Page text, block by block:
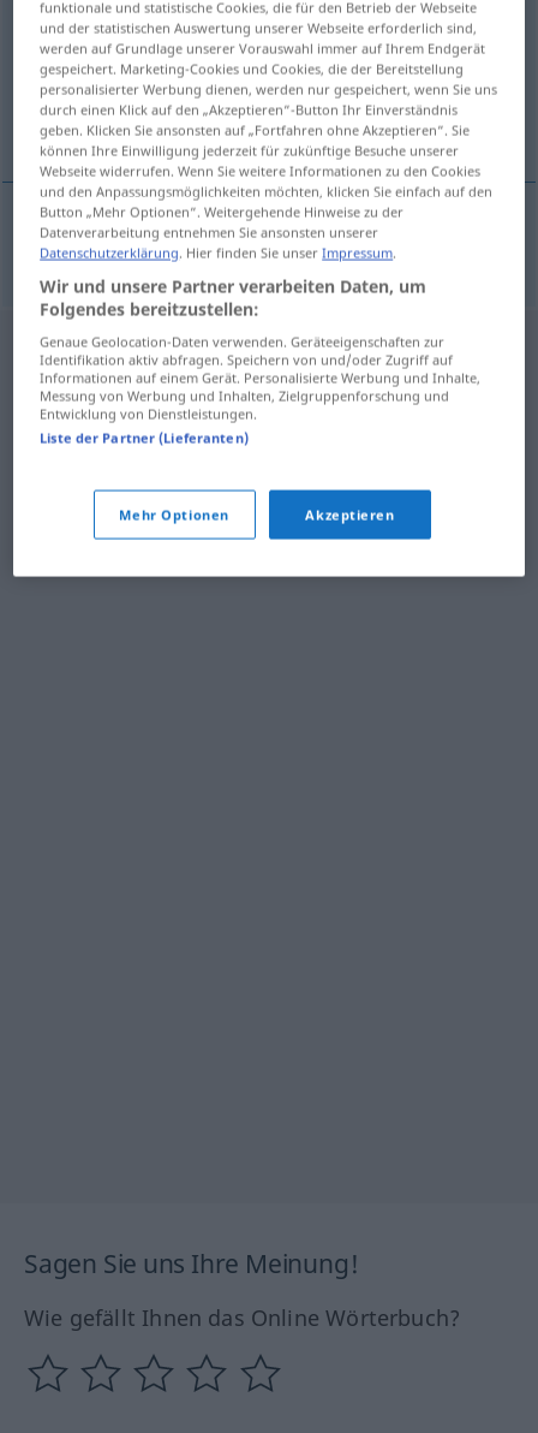
Übersicht aller Übersetzungen
(Für mehr Details die Übersetzung anklicken/antippen)
decano
decanom Doyen POL FIG
Sagen Sie uns Ihre Meinung!
Wie gefällt Ihnen das Online Wörterbuch?
funktionale und statistische Cookies, die für den Betrieb der Webseite
und der statistischen Auswertung unserer Webseite erforderlich sind,
werden auf Grundlage unserer Vorauswahl immer auf Ihrem Endgerät
gespeichert. Marketing-Cookies und Cookies, die der Bereitstellung
personalisierter Werbung dienen, werden nur gespeichert, wenn Sie uns
durch einen Klick auf den „Akzeptieren“-Button Ihr Einverständnis
geben. Klicken Sie ansonsten auf „Fortfahren ohne Akzeptieren“. Sie
können Ihre Einwilligung jederzeit für zukünftige Besuche unserer
Webseite widerrufen. Wenn Sie weitere Informationen zu den Cookies
und den Anpassungsmöglichkeiten möchten, klicken Sie einfach auf den
Button „Mehr Optionen“. Weitergehende Hinweise zu der
Datenverarbeitung entnehmen Sie ansonsten unserer
Datenschutzerklärung. Hier finden Sie unserImpressum.
Wir und unsere Partner verarbeiten Daten, um
Folgendes bereitzustellen:
Genaue Geolocation-Daten verwenden. Geräteeigenschaften zur
Identifikation aktiv abfragen. Speichern von und/oder Zugriff auf
Informationen auf einem Gerät. Personalisierte Werbung und Inhalte,
Messung von Werbung und Inhalten, Zielgruppenforschung und
Entwicklung von Dienstleistungen.
Liste der Partner (Lieferanten)
Mehr Optionen Akzeptieren